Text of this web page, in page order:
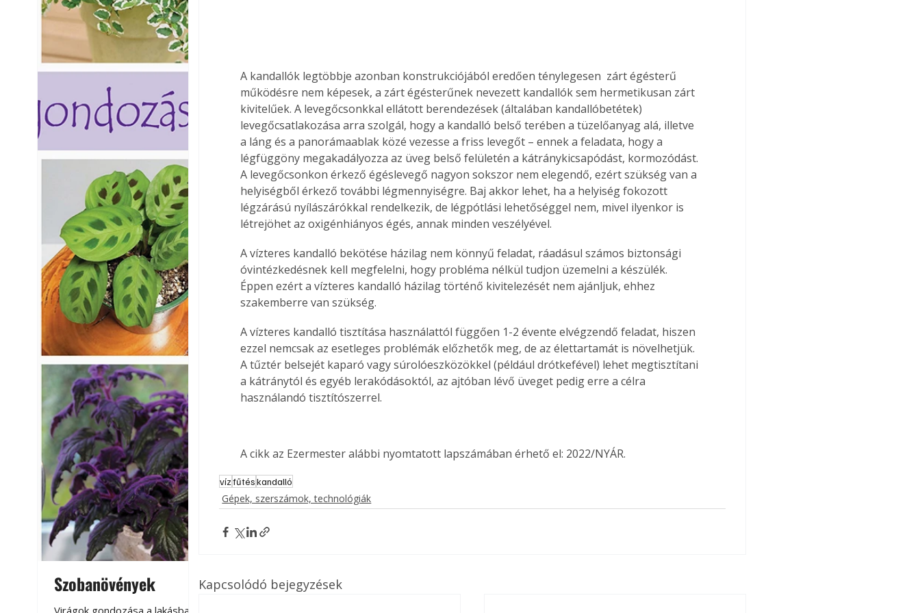
Szobanövények
Virágoskert: kertben,
A kandallók legtöbbje azonban konstrukciójából eredően ténylegesen  zárt égésterű
működésre nem képesek, a zárt égésterűnek nevezett kandallók sem hermetikusan zárt
kivitelűek. A levegőcsonkkal ellátott berendezések (általában kandallóbetétek)
levegőcsatlakozása arra szolgál, hogy a kandalló belső terében a tüzelőanyag alá, illetve
a láng és a panorámaablak közé vezesse a friss levegőt – ennek a feladata, hogy a
légfüggöny megakadályozza az üveg belső felületén a kátránykicsapódást, kormozódást.
A levegőcsonkon érkező égéslevegő nagyon sokszor nem elegendő, ezért szükség van a
helyiségből érkező további légmennyiségre. Baj akkor lehet, ha a helyiség fokozott
légzárású nyílászárókkal rendelkezik, de légpótlási lehetőséggel nem, mivel ilyenkor is
létrejöhet az oxigénhiányos égés, annak minden veszélyével.
A vízteres kandalló bekötése házilag nem könnyű feladat, ráadásul számos biztonsági
óvintézkedésnek kell megfelelni, hogy probléma nélkül tudjon üzemelni a készülék.
Éppen ezért a vízteres kandalló házilag történő kivitelezését nem ajánljuk, ehhez
szakemberre van szükség.
A vízteres kandalló tisztítása használattól függően 1-2 évente elvégzendő feladat, hiszen
ezzel nemcsak az esetleges problémák előzhetők meg, de az élettartamát is növelhetjük.
A tűztér belsejét kaparó vagy súrolóeszközökkel (például drótkefével) lehet megtisztítani
a kátránytól és egyéb lerakódásoktól, az ajtóban lévő üveget pedig erre a célra
használandó tisztítószerrel.
A cikk az Ezermester alábbi nyomtatott lapszámában érhető el: 2022/NYÁR.
vízfűtéskandalló
Gépek, szerszámok, technológiák
Kapcsolódó bejegyzések